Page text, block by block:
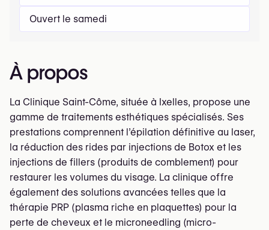
Ouvert le samedi
À propos
La Clinique Saint-Côme, située à Ixelles, propose une
gamme de traitements esthétiques spécialisés. Ses
prestations comprennent l’épilation définitive au laser,
la réduction des rides par injections de Botox et les
injections de fillers (produits de comblement) pour
restaurer les volumes du visage. La clinique offre
également des solutions avancées telles que la
thérapie PRP (plasma riche en plaquettes) pour la
perte de cheveux et le microneedling (micro-